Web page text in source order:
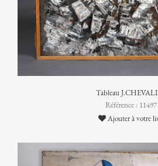
Tableau
Référence : 11497
Ajouter à votre